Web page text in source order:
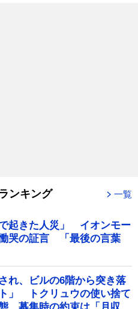
ンキング 一覧
で起きた人災」 イオンモー
哭の証言 「最後の言葉
れ、ビルの6階から突き落
」 トクリュウの使い捨て
募集時の約束は「月収